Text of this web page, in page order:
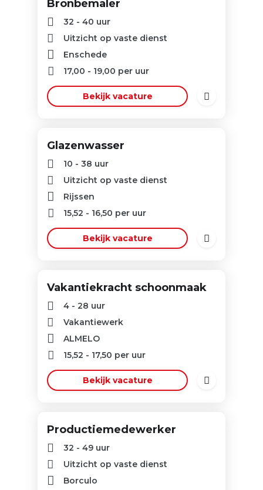
Bronbemaler
32 - 40 uur
Uitzicht op vaste dienst
Enschede
17,00 - 19,00 per uur
Bekijk vacature
Glazenwasser
10 - 38 uur
Uitzicht op vaste dienst
Rijssen
15,52 - 16,50 per uur
Bekijk vacature
Vakantiekracht schoonmaak
4 - 28 uur
Vakantiewerk
ALMELO
15,52 - 17,50 per uur
Bekijk vacature
Productiemedewerker
32 - 49 uur
Uitzicht op vaste dienst
Borculo